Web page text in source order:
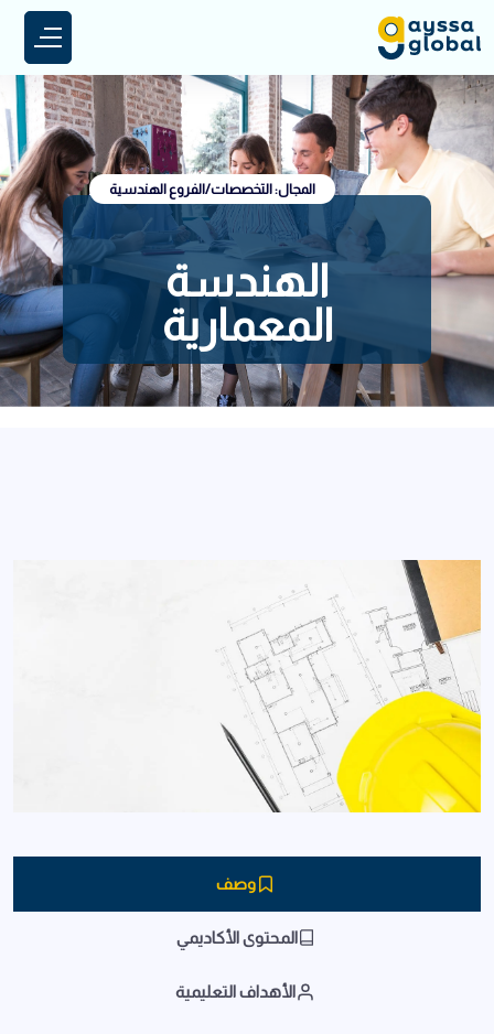
المجال: التخصصات/الفروع الهندسية
الهندسة
المعمارية
وصف
المحتوى الأكاديمي
الأهداف التعليمية